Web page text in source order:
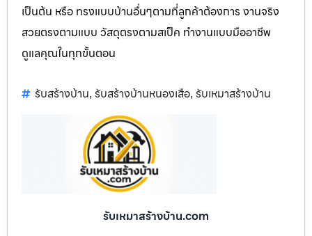
เป็นต้น หรือ ทรงแบบบ้านอื่นๆตามที่ลูกค้าต้องการ งานจริง
สวยตรงตามแบบ วัสดุตรงตามสเป็ค ทำงานแบบมืออาชีพ
ดูแลคุณในทุกขั้นตอน
รับสร้างบ้าน, รับสร้างบ้านหนองเสือ, รับเหมาสร้างบ้าน
รับเหมาสร้างบ้าน.com